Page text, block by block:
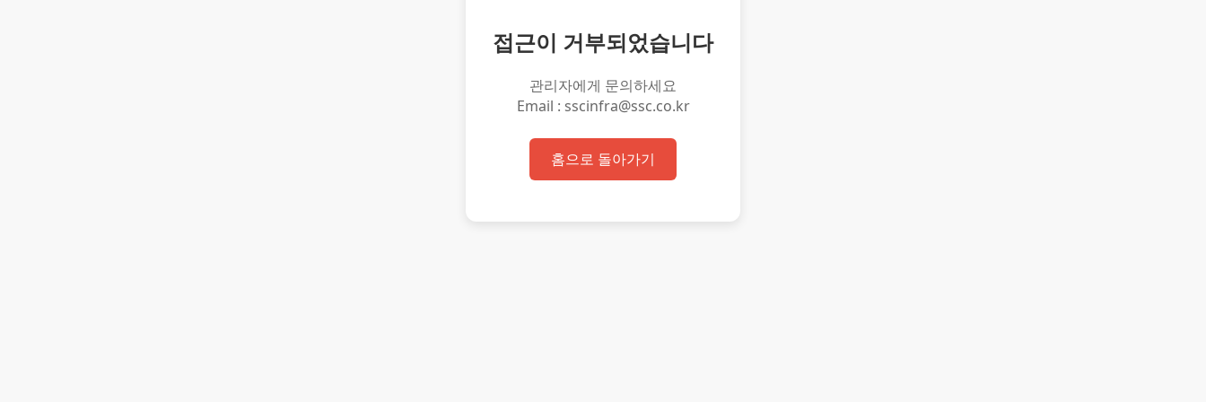
접근이 거부되었습니다
관리자에게 문의하세요
Email : sscinfra@ssc.co.kr
홈으로 돌아가기